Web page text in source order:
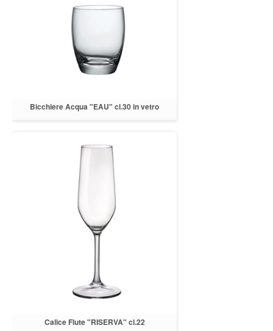
Bicchiere Acqua "EAU" cl.30 in vetro
Calice Flute "RISERVA" cl.22